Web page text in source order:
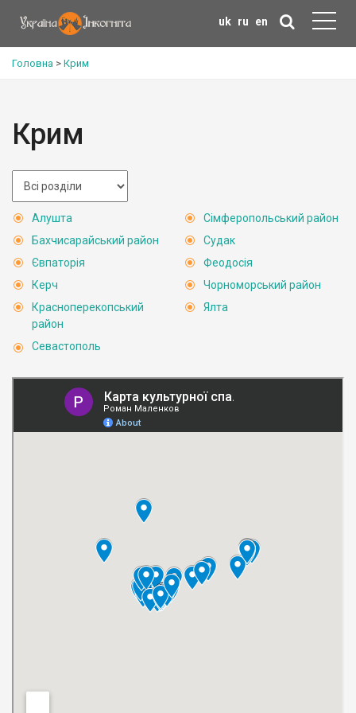
uk ru en
Головна > Крим
Крим
Алушта
Бахчисарайський район
Євпаторія
Керч
Красноперекопський
район
Севастополь
Сімферопольський район
Судак
Феодосія
Чорноморський район
Ялта